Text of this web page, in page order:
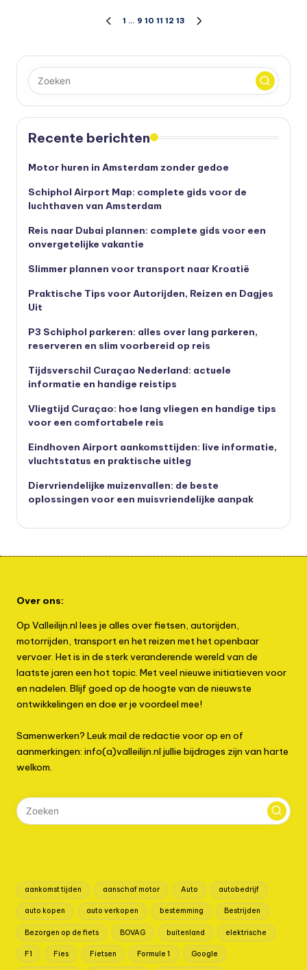
Berichten
paginering
VORIGE
1 … 9 10 11 12 13
Recente berichten
Motor huren in Amsterdam zonder gedoe
Schiphol Airport Map: complete gids voor de
luchthaven van Amsterdam
Reis naar Dubai plannen: complete gids voor een
onvergetelijke vakantie
Slimmer plannen voor transport naar Kroatië
Praktische Tips voor Autorijden, Reizen en Dagjes
Uit
P3 Schiphol parkeren: alles over lang parkeren,
reserveren en slim voorbereid op reis
Tijdsverschil Curaçao Nederland: actuele
informatie en handige reistips
Vliegtijd Curaçao: hoe lang vliegen en handige tips
voor een comfortabele reis
Eindhoven Airport aankomsttijden: live informatie,
vluchtstatus en praktische uitleg
Diervriendelijke muizenvallen: de beste
oplossingen voor een muisvriendelijke aanpak
Over ons:
Op Valleilijn.nl lees je alles over fietsen, autorijden,
motorrijden, transport en het reizen met het openbaar
vervoer. Het is in de sterk veranderende wereld van de
laatste jaren een hot topic. Met veel nieuwe initiatieven voor
en nadelen. Blijf goed op de hoogte van de nieuwste
ontwikkelingen en doe er je voordeel mee!
Samenwerken? Leuk mail de redactie voor op en of
aanmerkingen: info(a)valleilijn.nl jullie bijdrages zijn van harte
welkom.
aankomst tijden aanschaf motor Auto autobedrijf
auto kopen auto verkopen bestemming Bestrijden
Bezorgen op de fiets BOVAG buitenland elektrische
F1 Fies Fietsen Formule 1 Google